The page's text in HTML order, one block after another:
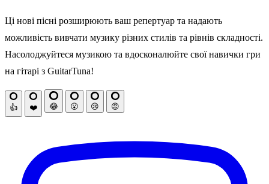
Ці нові пісні розширюють ваш репертуар та надають
можливість вивчати музику різних стилів та рівнів складності.
Насолоджуйтеся музикою та вдосконалюйте свої навички гри
на гітарі з GuitarTuna!
👍 ❤️ 😂 😮 😢 😡